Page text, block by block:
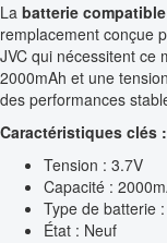
La batterie
remplacement conçue
JVC qui nécessitent ce
2000mAh et une
des performances
Caractéristiques clés :
Tension : 3.7V
Capacité :
Type de batterie
État : Neuf